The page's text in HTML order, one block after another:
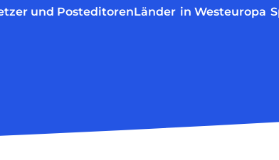
und PosteditorenLänder in Westeuropa